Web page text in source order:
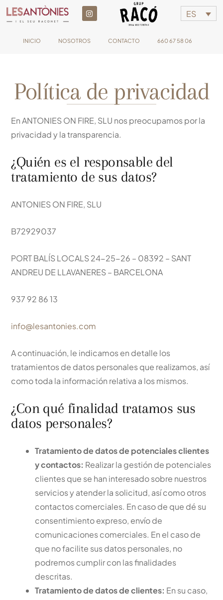
ES
INICIO NOSOTROS CONTACTO 660 67 58 06
Política de privacidad
En ANTONIES ON FIRE, SLU nos preocupamos por la
privacidad y la transparencia.
¿Quién es el responsable del
tratamiento de sus datos?
ANTONIES ON FIRE, SLU
B72929037
PORT BALÍS LOCALS 24-25-26 – 08392 – SANT
ANDREU DE LLAVANERES – BARCELONA
937 92 86 13
info@lesantonies.com
A continuación, le indicamos en detalle los
tratamientos de datos personales que realizamos, así
como toda la información relativa a los mismos.
¿Con qué finalidad tratamos sus
datos personales?
Tratamiento de datos de potenciales clientes
y contactos: Realizar la gestión de potenciales
clientes que se han interesado sobre nuestros
servicios y atender la solicitud, así como otros
contactos comerciales. En caso de que dé su
consentimiento expreso, envío de
comunicaciones comerciales. En el caso de
que no facilite sus datos personales, no
podremos cumplir con las finalidades
descritas.
Tratamiento de datos de clientes: En su caso,